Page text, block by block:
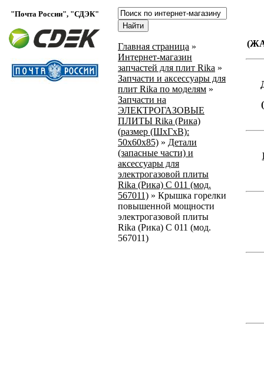
"Почта России", "СДЭК"
Главная страница »
Интернет-магазин
запчастей для плит Rika »
Запчасти и аксессуары для
плит Rika по моделям »
Запчасти на
ЭЛЕКТРОГАЗОВЫЕ
ПЛИТЫ Rika (Рика)
(размер (ШхГхВ):
50х60х85) » Детали
(запасные части) и
аксессуары для
электрогазовой плиты
Rika (Рика) С 011 (мод.
567011) » Крышка горелки
повышенной мощности
электрогазовой плиты
Rika (Рика) С 011 (мод.
567011)